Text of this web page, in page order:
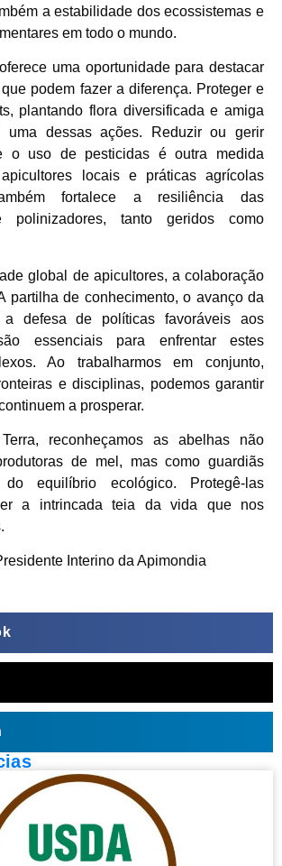
a estabilidade dos ecossistemas e
em todo o mundo.
uma oportunidade para destacar
podem fazer a diferença. Proteger e
plantando flora diversificada e amiga
uma dessas ações. Reduzir ou gerir
o uso de pesticidas é outra medida
locais e práticas agrícolas
fortalece a resiliência das
polinizadores, tanto geridos como
global de apicultores, a colaboração
partilha de conhecimento, o avanço da
a defesa de políticas favoráveis aos
essenciais para enfrentar estes
Ao trabalharmos em conjunto,
e disciplinas, podemos garantir
a prosperar.
reconheçamos as abelhas não
de mel, mas como guardiãs
do equilíbrio ecológico. Protegê-las
a intrincada teia da vida que nos
Interino da Apimondia